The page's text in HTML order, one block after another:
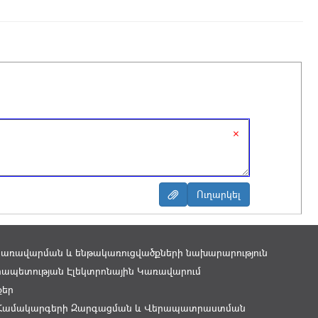
×
և ենթակառուցվածքների նախարարություն
Էլեկտրոնային Կառավարում
Զարգացման և Վերապատրաստման